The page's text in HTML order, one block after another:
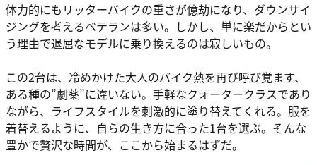
体力的にもリッターバイクの重さが億劫になり、ダウンサイ
ジングを考えるベテランは多い。しかし、単に楽だからとい
う理由で退屈なモデルに乗り換えるのは寂しいもの。
この2台は、冷めかけた大人のバイク熱を再び呼び覚ます、
ある種の”劇薬”に違いない。手軽なクォータークラスであり
ながら、ライフスタイルを刺激的に塗り替えてくれる。服を
着替えるように、自らの生き方に合った1台を選ぶ。そんな
豊かで贅沢な時間が、ここから始まるはずだ。